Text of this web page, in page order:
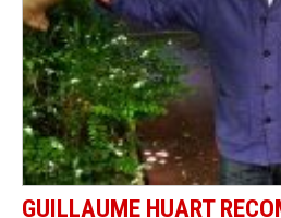
GUILLAUME HUART